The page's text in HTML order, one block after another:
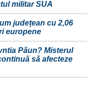
militar SUA
județean cu 2,06
europene
Păun? Misterul
să afecteze